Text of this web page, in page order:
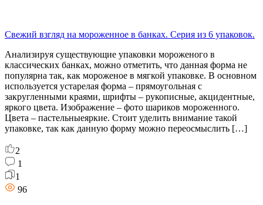
Свежий взгляд на мороженное в банках. Серия из 6 упаковок.
Анализируя существующие упаковки мороженого в
классических банках, можно отметить, что данная форма не
популярна так, как мороженое в мягкой упаковке. В основном
используется устарелая форма – прямоугольная с
закругленными краями, шрифты – рукописные, акцидентные,
яркого цвета. Изображение – фото шариков мороженного.
Цвета – пастельныеяркие. Стоит уделить внимание такой
упаковке, так как данную форму можно переосмыслить […]
2
1
1
96